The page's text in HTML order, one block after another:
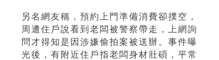
另名網友稱，預約上門準備消費卻撲空，
周遭住戶說看到老闆被警察帶走，上網詢
問才得知是因涉嫌偷拍案被送辦。事件曝
光後，有附近住戶指老闆身材壯碩，平常